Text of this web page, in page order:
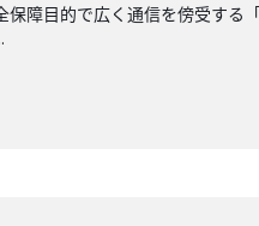
障目的で広く通信を傍受す